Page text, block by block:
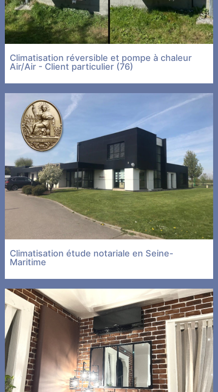
Climatisation réversible et pompe à chaleur
Air/Air - Client particulier (76)
Climatisation étude notariale en Seine-
Maritime